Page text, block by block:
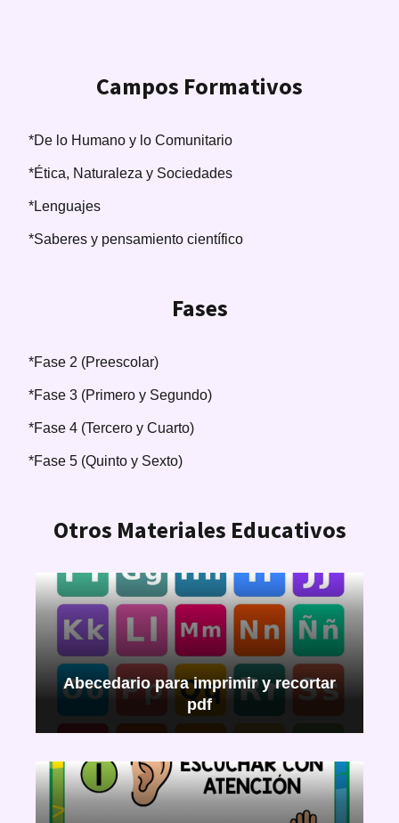
Campos Formativos
*De lo Humano y lo Comunitario
*Ética, Naturaleza y Sociedades
*Lenguajes
*Saberes y pensamiento científico
Fases
*Fase 2 (Preescolar)
*Fase 3 (Primero y Segundo)
*Fase 4 (Tercero y Cuarto)
*Fase 5 (Quinto y Sexto)
Otros Materiales Educativos
Abecedario para imprimir y recortar
pdf